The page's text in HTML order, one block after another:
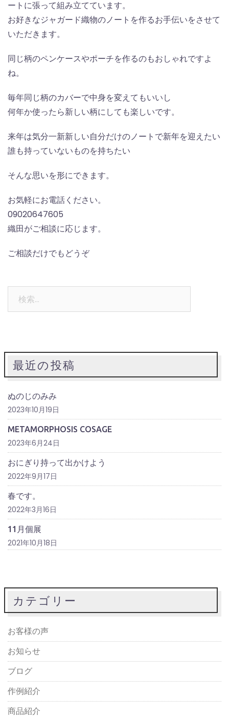
ートに張って組み立てています。
お好きなジャガード織物のノートを作るお手伝いをさせて
いただきます。
同じ柄のペンケースやポーチを作るのもおしゃれですよ
ね。
毎年同じ柄のカバーで中身を変えてもいいし
何年か使ったら新しい柄にしても楽しいです。
来年は気分一新新しい自分だけのノートで新年を迎えたい
誰も持っていないものを持ちたい
そんな思いを形にできます。
お気軽にお電話ください。
09020647605
織田がご相談に応じます。
ご相談だけでもどうぞ
最近の投稿
ぬのじのみみ
2023年10月19日
METAMORPHOSIS COSAGE
2023年6月24日
おにぎり持って出かけよう
2022年9月17日
春です。
2022年3月16日
11月個展
2021年10月18日
カテゴリー
お客様の声
お知らせ
ブログ
作例紹介
商品紹介